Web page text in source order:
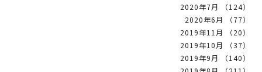
2020年7月 （124）
2020年6月 （77）
2019年11月 （20）
2019年10月 （37）
2019年9月 （140）